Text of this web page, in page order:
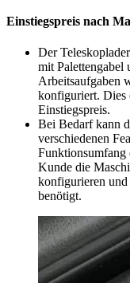
Einstiegspreis nach
Der
mit Palettengabel
Arbeitsaufgaben
konfiguriert. Dies
Einstiegspreis.
Bei Bedarf kann
verschiedenen
Funktionsumfang
Kunde die
konfigurieren und
benötigt.